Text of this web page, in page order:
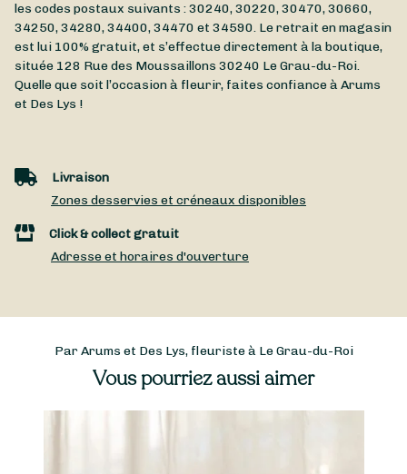
les codes postaux suivants : 30240, 30220, 30470, 30660,
34250, 34280, 34400, 34470 et 34590. Le retrait en magasin
est lui 100% gratuit, et s’effectue directement à la boutique,
située 128 Rue des Moussaillons 30240 Le Grau-du-Roi.
Quelle que soit l’occasion à fleurir, faites confiance à Arums
et Des Lys !
Livraison
Zones desservies et créneaux disponibles
Click & collect gratuit
Adresse et horaires d'ouverture
Par Arums et Des Lys, fleuriste à Le Grau-du-Roi
Vous pourriez aussi aimer